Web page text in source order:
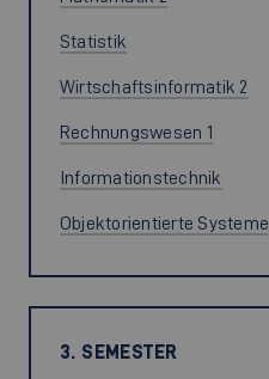
Statistik
Wirtschaftsinformatik 2
Rechnungswesen 1
Informationstechnik
Objektorientierte Systeme
3. SEMESTER